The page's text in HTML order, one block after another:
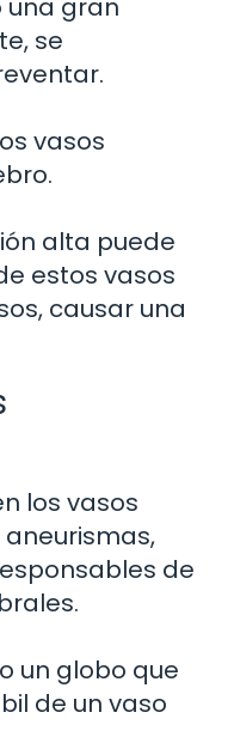
gran
se
vasos
alta puede
estos vasos
causar una
los vasos
de
un globo que
de un vaso